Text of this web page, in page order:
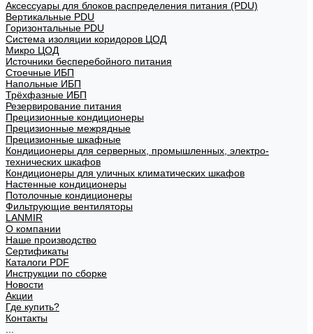
Аксессуары для блоков распределения питания (PDU)
Вертикальные PDU
Горизонтальные PDU
Система изоляции коридоров ЦОД
Микро ЦОД
Источники бесперебойного питания
Стоечные ИБП
Напольные ИБП
Трёхфазные ИБП
Резервирование питания
Прецизионные кондиционеры
Прецизионные межрядные
Прецизионные шкафные
Кондиционеры для серверных, промышленных, электро-
технических шкафов
Кондиционеры для уличных климатических шкафов
Настенные кондиционеры
Потолочные кондиционеры
Фильтрующие вентиляторы
LANMIR
О компании
Наше производство
Сертификаты
Каталоги PDF
Инструкции по сборке
Новости
Акции
Где купить?
Контакты